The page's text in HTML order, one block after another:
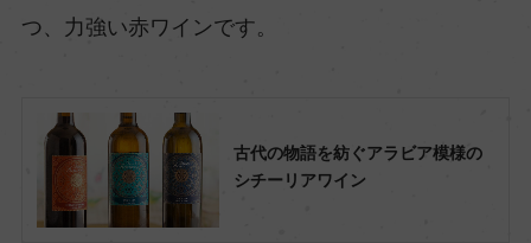
つ、力強い赤ワインです。
古代の物語を紡ぐアラビア模様の
シチーリアワイン